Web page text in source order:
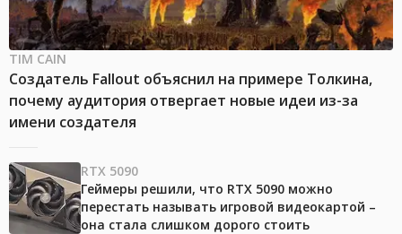
TIM CAIN
Создатель Fallout объяснил на примере Толкина,
почему аудитория отвергает новые идеи из-за
имени создателя
RTX 5090
Геймеры решили, что RTX 5090 можно
перестать называть игровой видеокартой –
она стала слишком дорого стоить